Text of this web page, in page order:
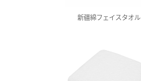
新疆綿フェイスタオル